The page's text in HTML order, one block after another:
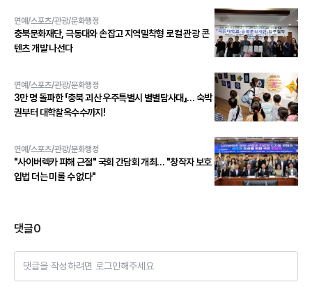
연예/스포츠/관광/문화행정
충북문화재단, 극동대와 손잡고 지역밀착형 로컬 관광 콘
텐츠 개발 나선다
연예/스포츠/관광/문화행정
3만 명 돌파한 「충북 괴산 우주특별시 별별탐사대」… 숙박
권부터 대학찰옥수수까지!
연예/스포츠/관광/문화행정
"사이버렉카 피해 근절" 국회 간담회 개최… "창작자 보호
입법 더는 미룰 수 없다"
댓글0
댓글을 작성하려면 로그인해주세요